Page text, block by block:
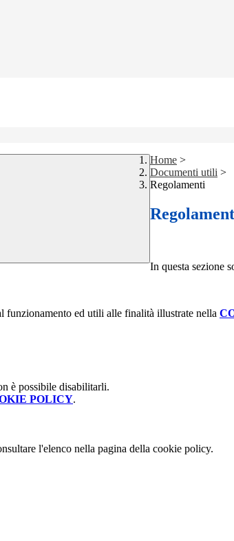
Home >
Documenti utili >
Regolamenti
In questa sezione
funzionamento ed utili alle finalità illustrate nella
è possibile disabilitarli.
POLICY.
l'elenco nella pagina della cookie policy.